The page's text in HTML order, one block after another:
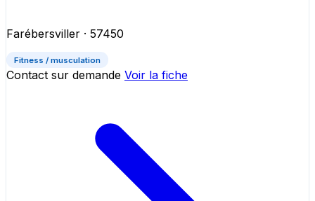
Farébersviller · 57450
Fitness / musculation
Contact sur demande Voir la fiche